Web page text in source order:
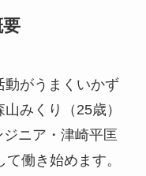
動がうまくいかず
みくり（25歳）
ニア・津崎平匡
働き始めます。